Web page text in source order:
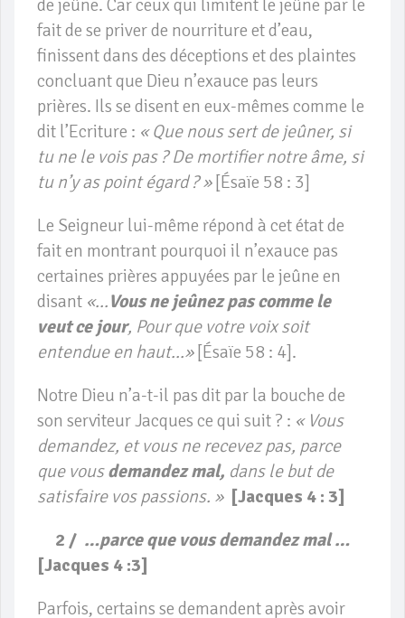
de jeûne. Car ceux qui limitent le jeûne par le
fait de se priver de nourriture et d’eau,
finissent dans des déceptions et des plaintes
concluant que Dieu n’exauce pas leurs
prières. Ils se disent en eux-mêmes comme le
dit l’Ecriture : « Que nous sert de jeûner, si
tu ne le vois pas ? De mortifier notre âme, si
tu n’y as point égard ? »[Ésaïe 58 : 3]
Le Seigneur lui-même répond à cet état de
fait en montrant pourquoi il n’exauce pas
certaines prières appuyées par le jeûne en
disant «…Vous ne jeûnez pas comme le
veut ce jour, Pour que votre voix soit
entendue en haut…»[Ésaïe 58 : 4].
Notre Dieu n’a-t-il pas dit par la bouche de
son serviteur Jacques ce qui suit ? : « Vous
demandez, et vous ne recevez pas, parce
que vousdemandez mal, dans le but de
satisfaire vos passions. » [Jacques 4 : 3]
2 / …parce que vous demandez mal …
[Jacques 4 :3]
Parfois, certains se demandent après avoir